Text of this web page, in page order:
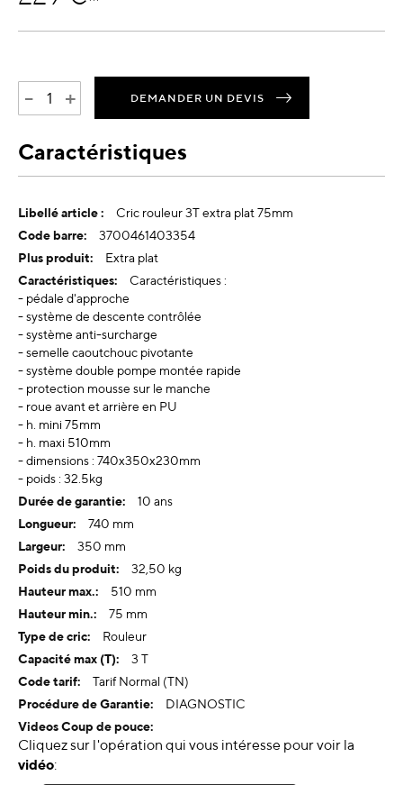
- + DEMANDER UN DEVIS
Caractéristiques
Plus
d’information
Cric rouleur 3T extra plat 75mm
3700461403354
Extra plat
Caractéristiques :
- pédale d'approche
- système de descente contrôlée
- système anti-surcharge
- semelle caoutchouc pivotante
- système double pompe montée rapide
- protection mousse sur le manche
- roue avant et arrière en PU
- h. mini 75mm
- h. maxi 510mm
- dimensions : 740x350x230mm
- poids : 32.5kg
10 ans
740 mm
350 mm
32,50 kg
510 mm
75 mm
Rouleur
3 T
Tarif Normal (TN)
DIAGNOSTIC
Cliquez sur l'opération qui vous intéresse pour voir la
vidéo: